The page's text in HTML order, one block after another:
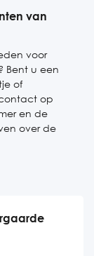
van
voor
Bent u een
of
op
en de
over de